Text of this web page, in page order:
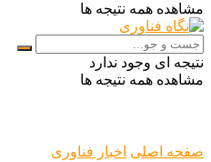
مشاهده همه نتیجه ها
نتیجه ای وجود ندارد
مشاهده همه نتیجه ها
صفحه اصلی اخبار فناوری